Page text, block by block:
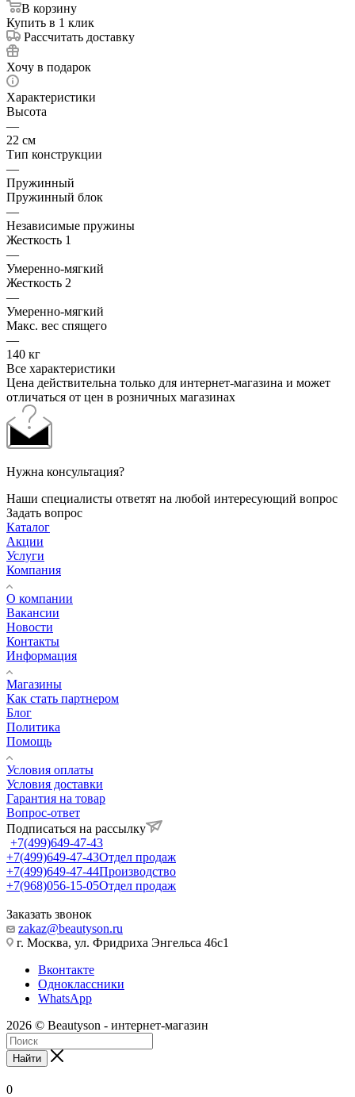
В корзину
Купить в 1 клик
Рассчитать доставку
Хочу в подарок
Характеристики
Высота
—
22 см
Тип конструкции
—
Пружинный
Пружинный блок
—
Независимые пружины
Жесткость 1
—
Умеренно-мягкий
Жесткость 2
—
Умеренно-мягкий
Макс. вес спящего
—
140 кг
Все характеристики
Цена действительна только для интернет-магазина и может
отличаться от цен в розничных магазинах
Нужна консультация?
Наши специалисты ответят на любой интересующий вопрос
Задать вопрос
Каталог
Акции
Услуги
Компания
О компании
Вакансии
Новости
Контакты
Информация
Магазины
Как стать партнером
Блог
Политика
Помощь
Условия оплаты
Условия доставки
Гарантия на товар
Вопрос-ответ
Подписаться на рассылку
+7(499)649-47-43
+7(499)649-47-43Отдел продаж
+7(499)649-47-44Производство
+7(968)056-15-05Отдел продаж
Заказать звонок
zakaz@beautyson.ru
г. Москва, ул. Фридриха Энгельса 46с1
Вконтакте
Одноклассники
WhatsApp
2026 © Beautyson - интернет-магазин
Найти
0